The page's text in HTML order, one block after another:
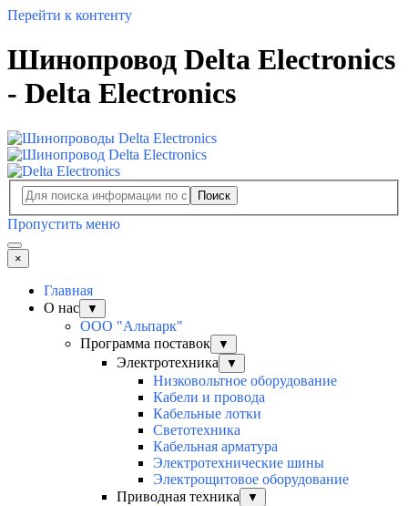
Перейти к контенту
Шинопровод Delta Electronics
- Delta Electronics
Поиск
Пропустить меню
×
Главная
О нас
▼
ООО "Альпарк"
Программа поставок
▼
Электротехника ▼
Низковольтное оборудование
Кабели и провода
Кабельные лотки
Светотехника
Кабельная арматура
Электротехнические шины
Электрощитовое оборудование
Приводная техника
▼